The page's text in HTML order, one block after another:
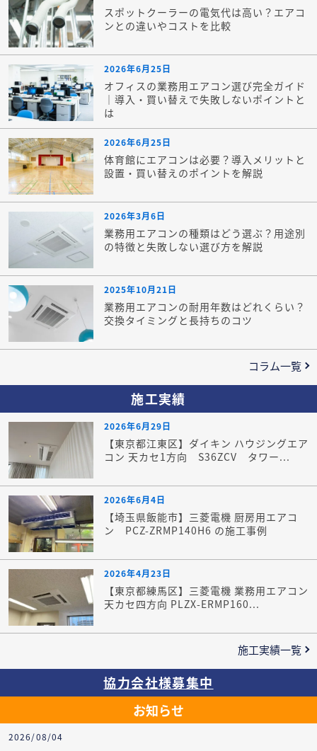
スポットクーラーの電気代は高い？エアコ
ンとの違いやコストを比較
2026年6月25日
オフィスの業務用エアコン選び完全ガイド
｜導入・買い替えで失敗しないポイントと
は
2026年6月25日
体育館にエアコンは必要？導入メリットと
設置・買い替えのポイントを解説
2026年3月6日
業務用エアコンの種類はどう選ぶ？用途別
の特徴と失敗しない選び方を解説
2025年10月21日
業務用エアコンの耐用年数はどれくらい？
交換タイミングと長持ちのコツ
コラム一覧
施工実績
2026年6月29日
【東京都江東区】ダイキン ハウジングエア
コン 天カセ1方向 S36ZCV タワー...
2026年6月4日
【埼玉県飯能市】三菱電機 厨房用エアコ
ン PCZ-ZRMP140H6 の施工事例
2026年4月23日
【東京都練馬区】三菱電機 業務用エアコン
天カセ四方向 PLZX-ERMP160...
施工実績一覧
協力会社様募集中
お知らせ
2026/08/04